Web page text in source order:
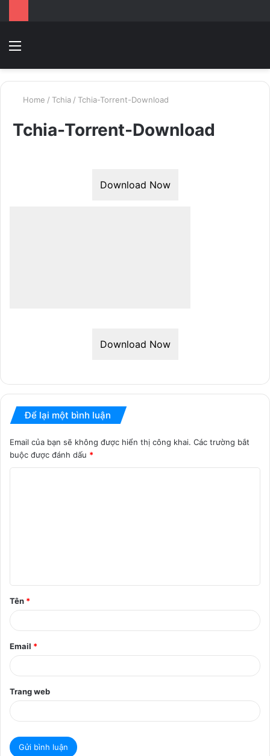
Home / Tchia / Tchia-Torrent-Download
Tchia-Torrent-Download
Download Now
Download Now
Để lại một bình luận
Email của bạn sẽ không được hiển thị công khai. Các trường bắt
buộc được đánh dấu *
ậ
n
*
Tên *
Email *
Trang web